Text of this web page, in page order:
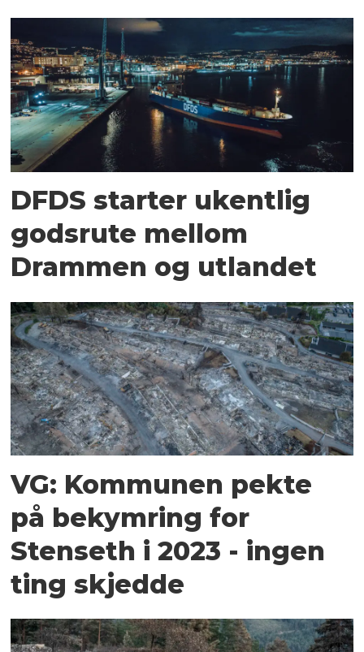
DFDS starter ukentlig
godsrute mellom
Drammen og utlandet
VG: Kommunen pekte
på bekymring for
Stenseth i 2023 - ingen
ting skjedde